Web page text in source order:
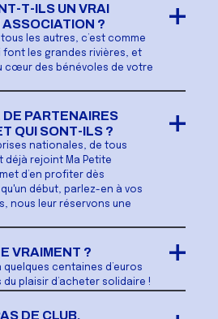
T-ILS UN VRAI
ASSOCIATION ?
les autres, c’est comme
font les grandes rivières, et
cœur des bénévoles de votre
PARTENAIRES
QUI SONT-ILS ?
nationales, de tous
déjà rejoint Ma Petite
d’en profiter dès
qu'un début, parlez-en à vos
nous leur réservons une
VRAIMENT ?
quelques centaines d’euros
plaisir d’acheter solidaire !
DE CLUB,